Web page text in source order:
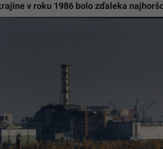
v roku 1986 bolo zďaleka